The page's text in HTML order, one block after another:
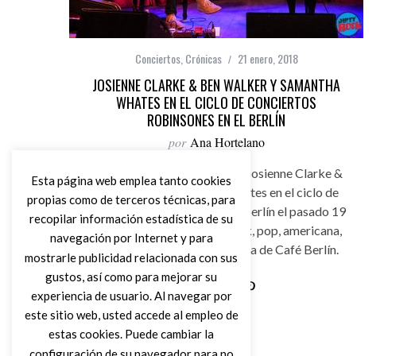
Conciertos, Crónicas 21 enero, 2018
JOSIENNE CLARKE & BEN WALKER Y SAMANTHA
WHATES EN EL CICLO DE CONCIERTOS
ROBINSONES EN EL BERLÍN
por Ana Hortelano
Crónica de los conciertos de Josienne Clarke &
Ben Walker y Samantha Whates en el ciclo de
conciertos Robinsones En El Berlín el pasado 19
de enero en una noche de Folk, pop, americana,
psicodelia en la madrileña sala de Café Berlín.
Leer Más
Esta página web emplea tanto cookies
propias como de terceros técnicas, para
recopilar información estadística de su
navegación por Internet y para
mostrarle publicidad relacionada con sus
gustos, así como para mejorar su
experiencia de usuario. Al navegar por
este sitio web, usted accede al empleo de
estas cookies. Puede cambiar la